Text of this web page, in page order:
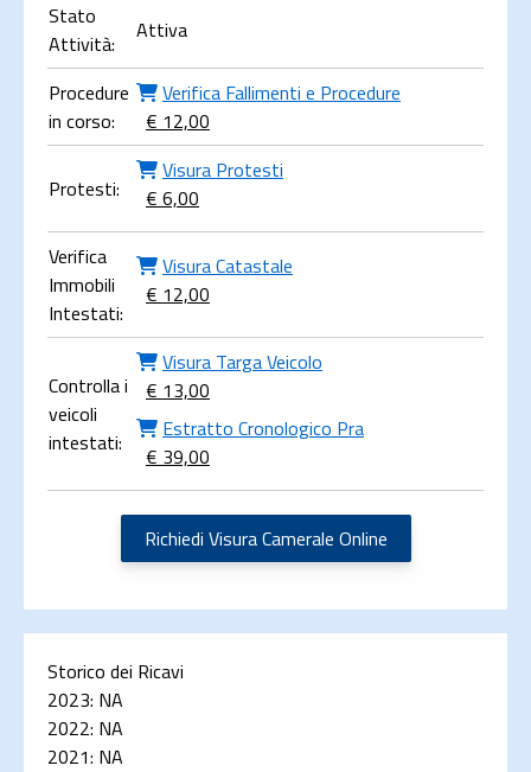
Stato
Attività:
Attiva
Procedure
in corso:
Verifica Fallimenti e Procedure
€ 12,00
Protesti:
Visura Protesti
€ 6,00
Verifica
Immobili
Intestati:
Visura Catastale
€ 12,00
Controlla i
veicoli
intestati:
Visura Targa Veicolo
€ 13,00
Estratto Cronologico Pra
€ 39,00
Richiedi Visura Camerale Online
Storico dei Ricavi
2023: NA
2022: NA
2021: NA